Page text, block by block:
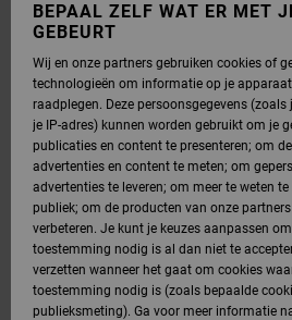
BEPAAL ZELF WAT ER MET
GEBEURT
Wij en onze partners gebruiken cookies of
technologieën om informatie op je
raadplegen. Deze persoonsgegevens (zoals
je IP-adres) kunnen worden gebruikt om je
publicaties en content te presenteren; om
advertenties en content te meten; om
advertenties te leveren; om meer te weten
publiek; om de producten van onze
verbeteren. Je kunt je keuzes aanpassen
toestemming nodig is al dan niet te
verzetten wanneer het gaat om cookies
toestemming nodig is (zoals bepaalde
publieksmeting). Ga voor meer informatie